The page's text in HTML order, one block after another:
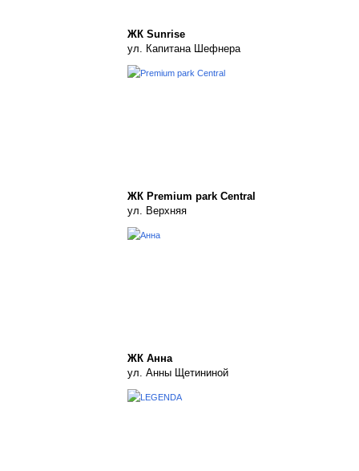
ЖК Sunrise
ул. Капитана Шефнера
ЖК Premium park Central
ул. Верхняя
ЖК Анна
ул. Анны Щетининой